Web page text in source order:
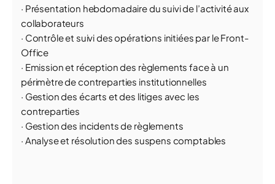
· Présentation hebdomadaire du suivi de l’activité aux
collaborateurs
· Contrôle et suivi des opérations initiées par le Front-
Office
· Emission et réception des règlements face à un
périmètre de contreparties institutionnelles
· Gestion des écarts et des litiges avec les
contreparties
· Gestion des incidents de règlements
· Analyse et résolution des suspens comptables